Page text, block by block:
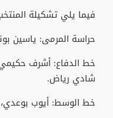
فيما يلي تشكيلة
حراسة المرمى: ياسين
خط الدفاع: أشرف
شادي رياض.
خط الوسط: أيوب بوعدي،